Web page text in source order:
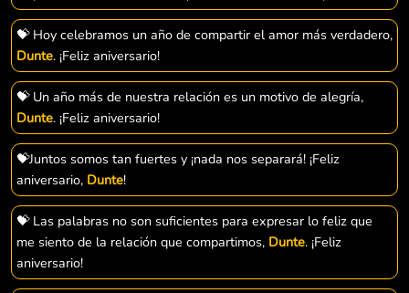
💝 Hoy celebramos un año de compartir el amor más verdadero,
Dunte. ¡Feliz aniversario!
💝 Un año más de nuestra relación es un motivo de alegría,
Dunte. ¡Feliz aniversario!
💝Juntos somos tan fuertes y ¡nada nos separará! ¡Feliz
aniversario, Dunte!
💝 Las palabras no son suficientes para expresar lo feliz que
me siento de la relación que compartimos, Dunte. ¡Feliz
aniversario!